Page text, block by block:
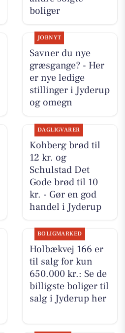
boliger
JOBNYT
Savner du nye
græsgange? - Her
er nye ledige
stillinger i Jyderup
og omegn
DAGLIGVARER
Kohberg brød til
12 kr. og
Schulstad Det
Gode brød til 10
kr. - Gør en god
handel i Jyderup
BOLIGMARKED
Holbækvej 166 er
til salg for kun
650.000 kr.: Se de
billigste boliger til
salg i Jyderup her